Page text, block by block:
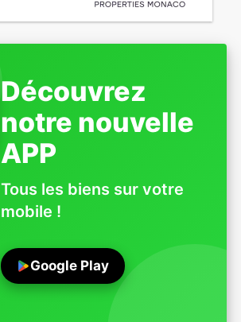
Découvrez
notre nouvelle
APP
Tous les biens sur votre
mobile !
Google Play